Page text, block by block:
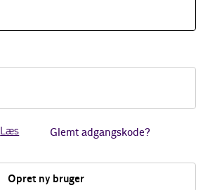
Læs
Glemt adgangskode?
Opret ny bruger